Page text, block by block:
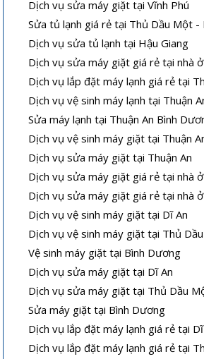
Dịch vụ sửa máy giặt tại Vĩnh Phú
Sửa tủ lạnh giá rẻ tại Thủ Dầu Một -
Dịch vụ sửa tủ lạnh tại Hậu Giang
Dịch vụ sửa máy giặt giá rẻ tại nhà
Dịch vụ lắp đặt máy lạnh giá rẻ tại
Dịch vụ vệ sinh máy lạnh tại Thuận
Sửa máy lạnh tại Thuận An Bình
Dịch vụ vệ sinh máy giặt tại Thuận
Dịch vụ sửa máy giặt tại Thuận An
Dịch vụ sửa máy giặt giá rẻ tại nhà
Dịch vụ sửa máy giặt giá rẻ tại nhà
Dịch vụ vệ sinh máy giặt tại Dĩ An
Dịch vụ vệ sinh máy giặt tại Thủ
Vệ sinh máy giặt tại Bình Dương
Dịch vụ sửa máy giặt tại Dĩ An
Dịch vụ sửa máy giặt tại Thủ Dầu
Sửa máy giặt tại Bình Dương
Dịch vụ lắp đặt máy lạnh giá rẻ tại
Dịch vụ lắp đặt máy lạnh giá rẻ tại